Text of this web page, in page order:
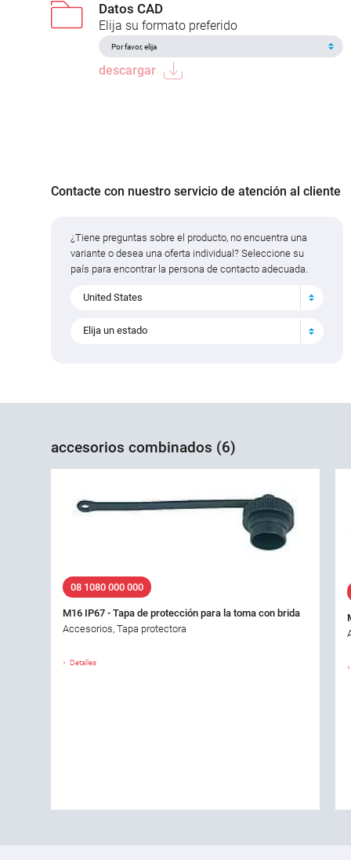
Datos CAD
Elija su formato preferido
descargar
Contacte con nuestro servicio de atención al cliente
¿Tiene preguntas sobre el producto, no encuentra una
variante o desea una oferta individual? Seleccione su
país para encontrar la persona de contacto adecuada.
United States
Elija un estado
accesorios combinados (6)
08 1080 000 000
M16 IP67 - Tapa de protección para la toma con brida
Accesorios, Tapa protectora
Detalles